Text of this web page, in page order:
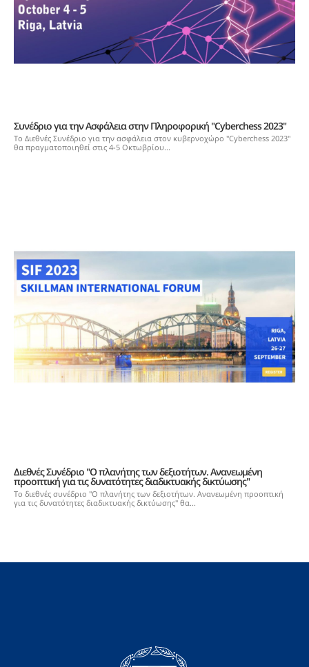
Συνέδριο για την Aσφάλεια στην Πληροφορική "Cyberchess 2023"
Το Διεθνές Συνέδριο για την ασφάλεια στον κυβερνοχώρο "Cyberchess 2023"
θα πραγματοποιηθεί στις 4-5 Οκτωβρίου...
Διεθνές Συνέδριο "Ο πλανήτης των δεξιοτήτων. Ανανεωμένη
προοπτική για τις δυνατότητες διαδικτυακής δικτύωσης"
Το διεθνές συνέδριο "Ο πλανήτης των δεξιοτήτων. Ανανεωμένη προοπτική
για τις δυνατότητες διαδικτυακής δικτύωσης" θα...